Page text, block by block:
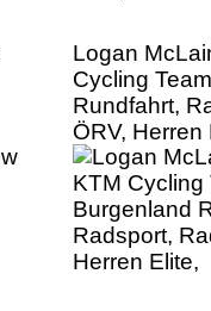
Logan
Cycling
Rundfahrt,
ÖRV, Herren